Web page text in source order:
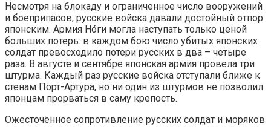
Несмотря на блокаду и ограниченное число вооружений
и боеприпасов, русские войска давали достойный отпор
японским. Армия Но́ги могла наступать только ценой
больших потерь: в каждом бою число убитых японских
солдат превосходило потери русских в два – четыре
раза. В августе и сентябре японская армия провела три
штурма. Каждый раз русские войска отступали ближе к
стенам Порт-Артура, но ни один из штурмов не позволил
японцам прорваться в саму крепость.
Ожесточённое сопротивление русских солдат и моряков